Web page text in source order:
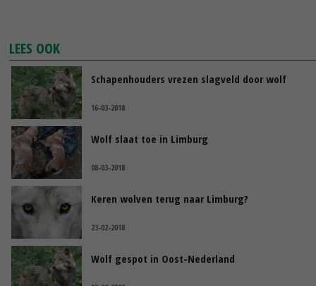
LEES OOK
Schapenhouders vrezen slagveld door wolf
16-03-2018
Wolf slaat toe in Limburg
08-03-2018
Keren wolven terug naar Limburg?
23-02-2018
Wolf gespot in Oost-Nederland